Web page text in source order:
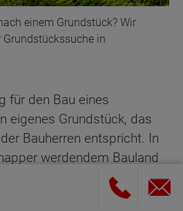
einem Grundstück? Wir
Grundstückssuche in
für den Bau eines
eigenes Grundstück, das
Bauherren entspricht. In
werdendem Bauland
Herausforderung